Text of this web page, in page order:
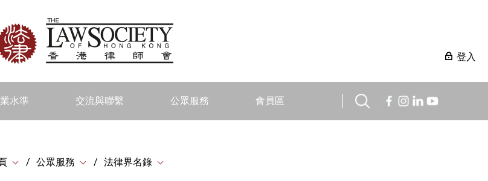
登入
水準 交流與聯繫 公眾服務 會員區
公眾服務 法律界名錄